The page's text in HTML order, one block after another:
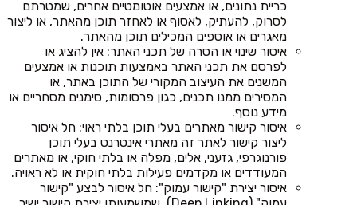
כריית נתונים, או אמצעים אוטומטיים אחרים, שמטרתם
לסרוק, להעתיק, לאסוף או לאחזר תוכן מהאתר, או ליצור
מאגרים או אוספים המכילים תוכן מהאתר.
איסור שינוי או הסרה של תכני האתר: אין להציג או
לפרסם את תכני האתר באמצעות תוכנות או אמצעים
המשנים את העיצוב המקורי של התוכן באתר, או
המסירים ממנו תכנים, כגון פרסומות, סימנים מסחריים או
מידע נוסף.
איסור קישור מאתרים בעלי תוכן בלתי ראוי: חל איסור
ליצור קישור לאתר זה מאתרי אינטרנט בעלי תוכן
פורנוגרפי, גזעני, אלים, מפלה או בלתי חוקי, או מאתרים
המעודדים או מקדמים פעילות בלתי חוקית או לא ראויה.
איסור יצירת "קישור עמוק": חל איסור לבצע "קישור